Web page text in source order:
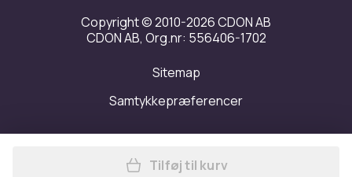
Investor relations
Tilgængelighed
Copyright © 2010-2026 CDON AB
CDON AB, Org.nr: 556406-1702
Sitemap
Samtykkepræferencer
Læg Harry Potter Womens/
Tilføj til kurv